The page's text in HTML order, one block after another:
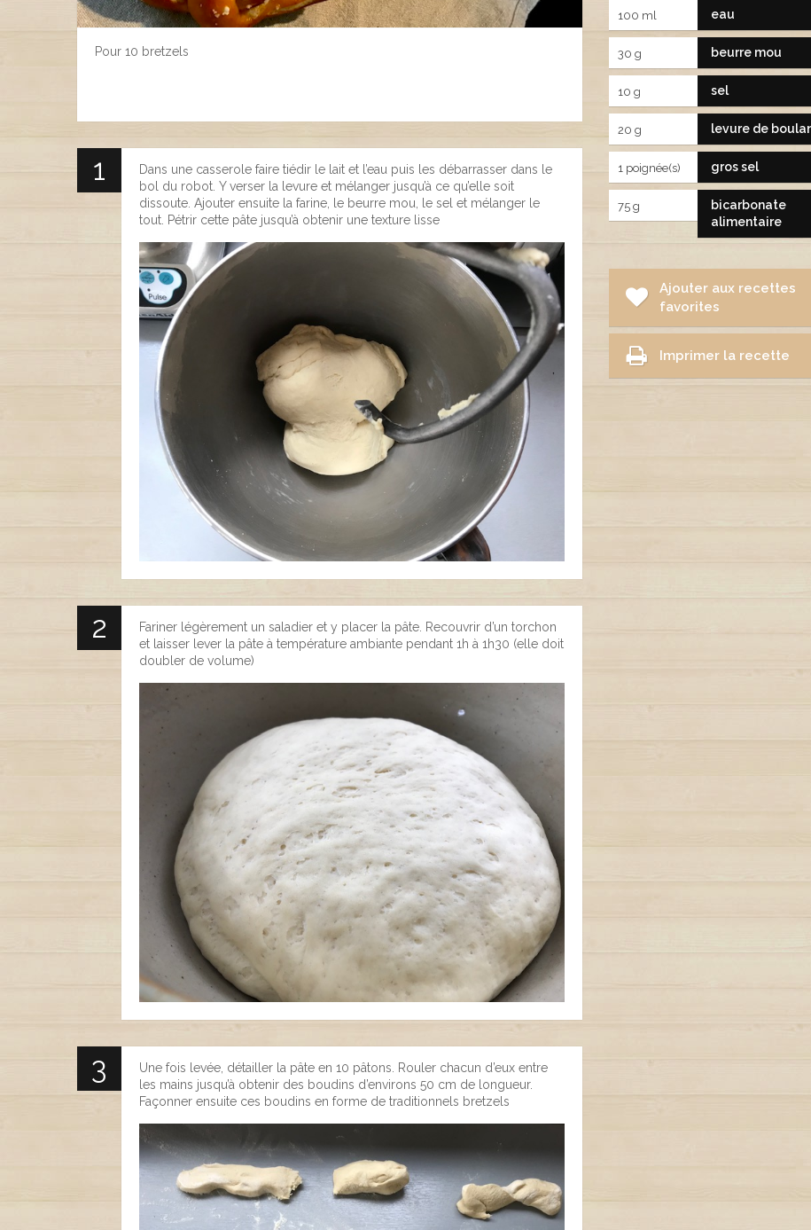
100 ml eau
30 g beurre mou
10 g sel
20 g levure de
1 poignée(s) gros sel
75 g
bicarbonate
alimentaire
Ajouter aux recettes
favorites
Imprimer la recette
Pour 10 bretzels
Dans une casserole faire tiédir le lait et l’eau puis les débarrasser dans le
bol du robot. Y verser la levure et mélanger jusqu’à ce qu’elle soit
dissoute. Ajouter ensuite la farine, le beurre mou, le sel et mélanger le
tout. Pétrir cette pâte jusqu’à obtenir une texture lisse
Fariner légèrement un saladier et y placer la pâte. Recouvrir d’un torchon
et laisser lever la pâte à température ambiante pendant 1h à 1h30 (elle doit
doubler de volume)
Une fois levée, détailler la pâte en 10 pâtons. Rouler chacun d’eux entre
les mains jusqu’à obtenir des boudins d’environs 50 cm de longueur.
Façonner ensuite ces boudins en forme de traditionnels bretzels